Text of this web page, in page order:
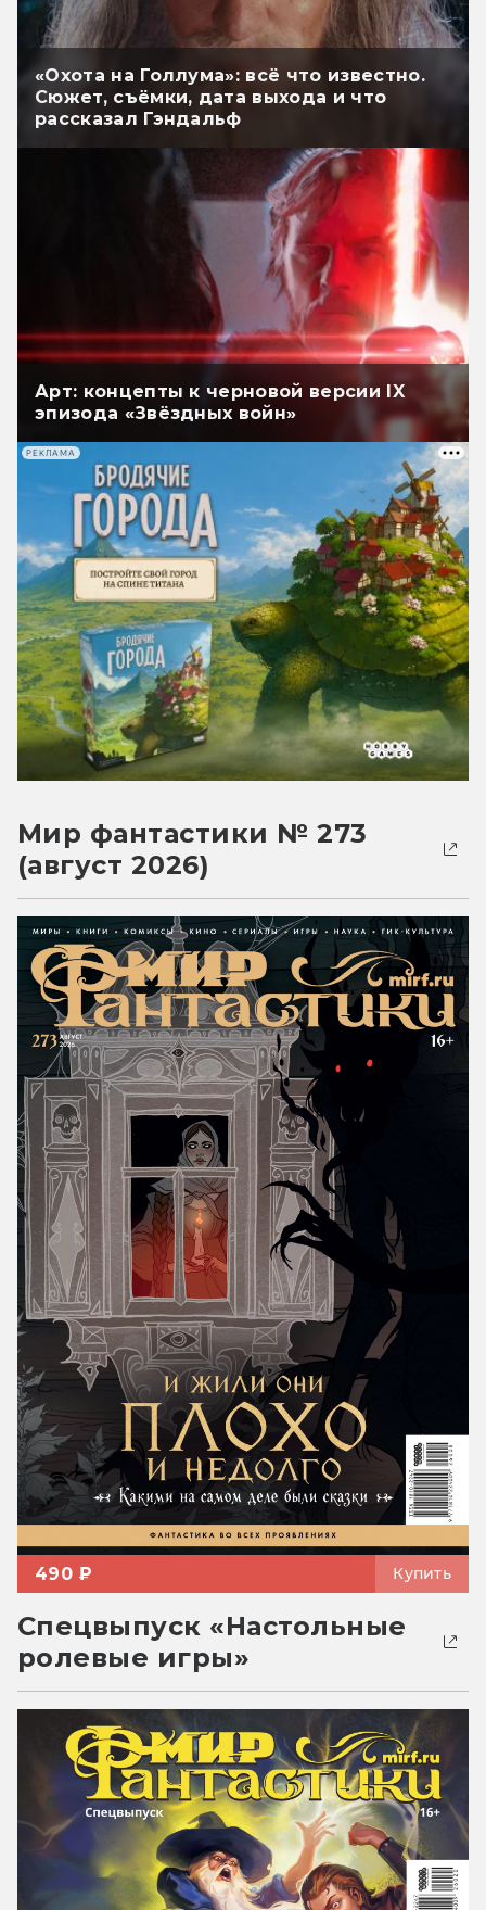
«Охота на Голлума»: всё что известно.
Сюжет, съёмки, дата выхода и что
рассказал Гэндальф
Арт: концепты к черновой версии IX
эпизода «Звёздных войн»
РЕКЛАМА
Мир фантастики № 273
(август 2026)
490 ₽ Купить
Спецвыпуск «Настольные
ролевые игры»